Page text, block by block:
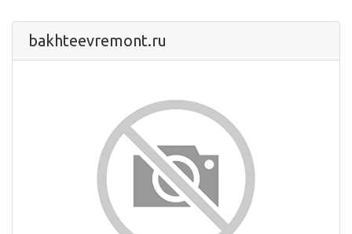
bakhteevremont.ru